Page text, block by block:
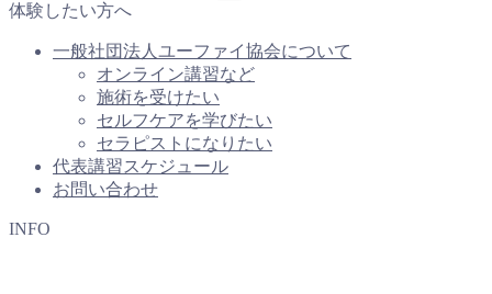
体験したい方へ
一般社団法人ユーファイ協会について
オンライン講習など
施術を受けたい
セルフケアを学びたい
セラピストになりたい
代表講習スケジュール
お問い合わせ
INFO